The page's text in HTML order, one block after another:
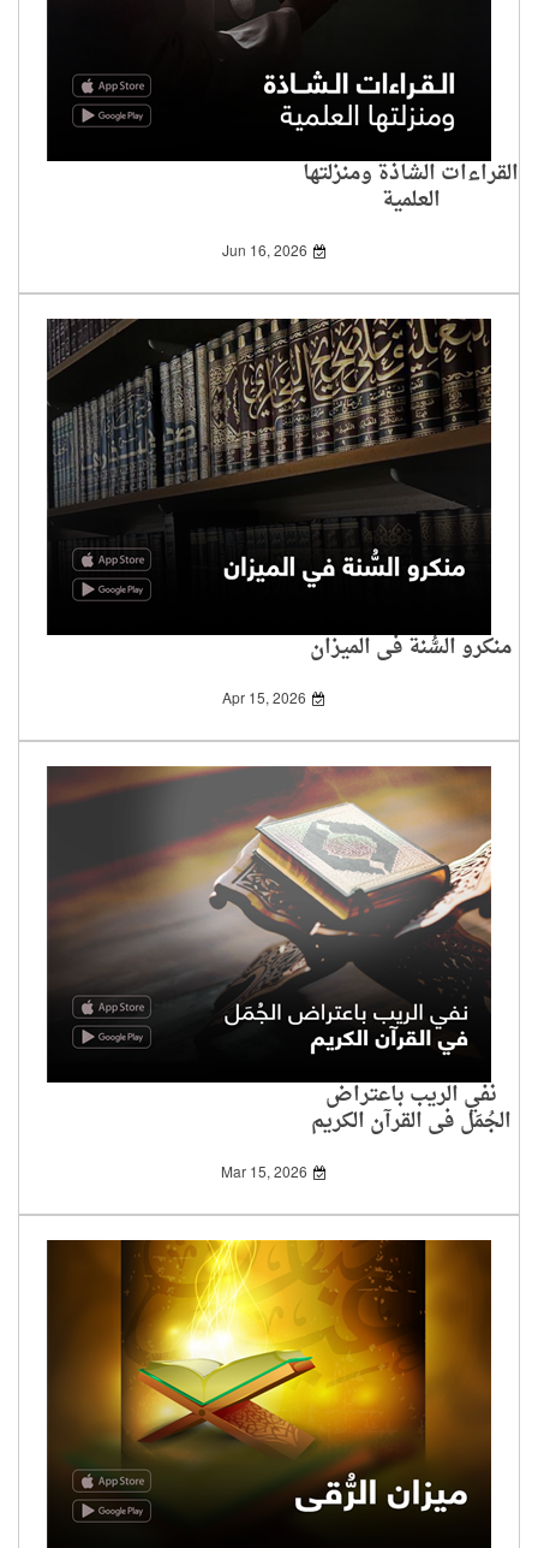
القراءات الشاذة ومنزلتها
العلمية
Jun 16, 2026
منكرو السُّنة في الميزان
Apr 15, 2026
نفي الريب باعتراض
الجُمَل في القرآن الكريم
Mar 15, 2026